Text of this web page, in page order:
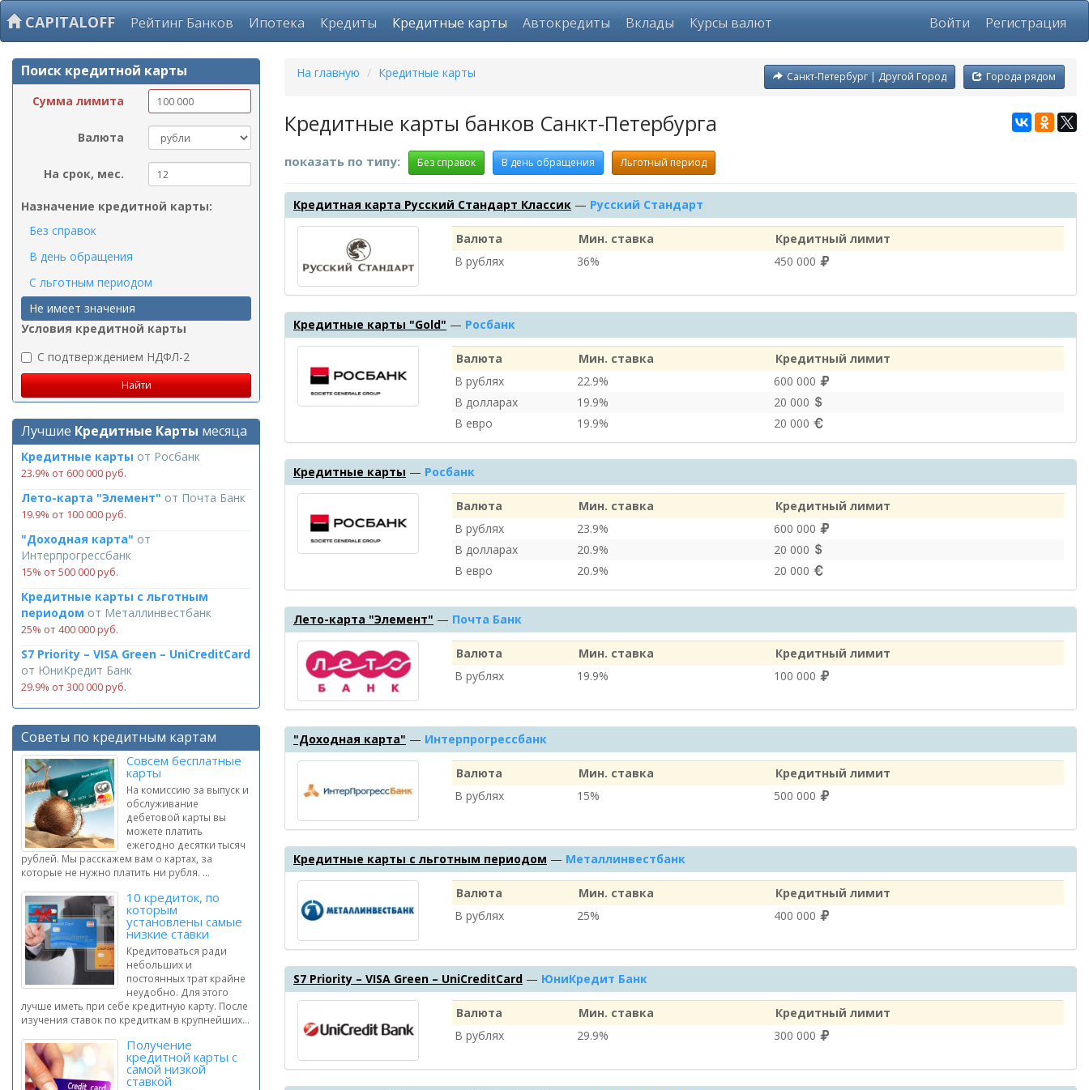
CAPITALOFF Рейтинг Банков Ипотека Кредиты Кредитные карты Автокредиты Вклады Курсы валют Войти Регистрация
Поиск кредитной карты
Сумма лимита
Валюта
На срок, мес.
Назначение кредитной карты:
Без справок
В день обращения
С льготным периодом
Не имеет значения
Условия кредитной карты
C подтверждением НДФЛ-2
Лучшие Кредитные Карты месяца
Кредитные карты от Росбанк
23.9% от 600 000 руб.
Лето-карта "Элемент" от Почта Банк
19.9% от 100 000 руб.
"Доходная карта" от
Интерпрогрессбанк
15% от 500 000 руб.
Кредитные карты с льготным
периодом от Металлинвестбанк
25% от 400 000 руб.
S7 Priority – VISA Green – UniCreditCard
от ЮниКредит Банк
29.9% от 300 000 руб.
Советы по кредитным картам
Совсем бесплатные
карты
На комиссию за выпуск и
обслуживание
дебетовой карты вы
можете платить
ежегодно десятки тысяч
рублей. Мы расскажем вам о картах, за
которые не нужно платить ни рубля. ...
10 кредиток, по
которым
установлены самые
низкие ставки
Кредитоваться ради
небольших и
постоянных трат крайне
неудобно. Для этого
лучше иметь при себе кредитную карту. После
изучения ставок по кредиткам в крупнейших...
Получение
кредитной карты с
самой низкой
ставкой
Города рядом
Санкт-Петербург | Другой Город
На главную / Кредитные карты
Кредитные карты банков Санкт-Петербурга
показать по типу: Без справок В день обращения Льготный период
Кредитная карта Русский Стандарт Классик — Русский Стандарт
Валюта Мин. ставка
Кредитный лимит
В рублях
36% 450 000
Кредитные карты "Gold" — Росбанк
Валюта Мин. ставка
Кредитный лимит
В рублях
22.9%
600 000
В долларах
19.9%
20 000
В евро
19.9% 20 000
Кредитные карты — Росбанк
Валюта Мин. ставка
Кредитный лимит
В рублях
23.9%
600 000
В долларах
20.9%
20 000
В евро
20.9% 20 000
Лето-карта "Элемент" — Почта Банк
Валюта Мин. ставка
Кредитный лимит
В рублях
19.9% 100 000
"Доходная карта" — Интерпрогрессбанк
Валюта Мин. ставка
Кредитный лимит
В рублях
15% 500 000
Кредитные карты с льготным периодом — Металлинвестбанк
Валюта Мин. ставка
Кредитный лимит
В рублях
25% 400 000
S7 Priority – VISA Green – UniCreditCard — ЮниКредит Банк
Валюта Мин. ставка
Кредитный лимит
В рублях
29.9% 300 000